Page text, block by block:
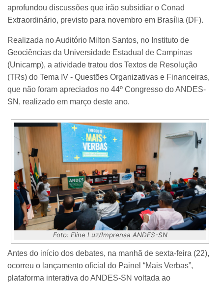
aprofundou discussões que irão subsidiar o Conad
Extraordinário, previsto para novembro em Brasília (DF).
Realizada no Auditório Milton Santos, no Instituto de
Geociências da Universidade Estadual de Campinas
(Unicamp), a atividade tratou dos Textos de Resolução
(TRs) do Tema IV - Questões Organizativas e Financeiras,
que não foram apreciados no 44º Congresso do ANDES-
SN, realizado em março deste ano.
Foto: Eline Luz/Imprensa ANDES-SN
Antes do início dos debates, na manhã de sexta-feira (22),
ocorreu o lançamento oficial do Painel “Mais Verbas”,
plataforma interativa do ANDES-SN voltada ao